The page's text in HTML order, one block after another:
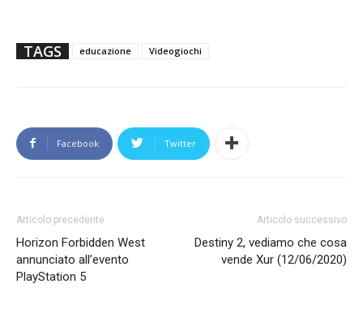
TAGS educazione Videogiochi
Facebook Twitter
Articolo precedente
Horizon Forbidden West
annunciato all’evento
PlayStation 5
Articolo successivo
Destiny 2, vediamo che cosa
vende Xur (12/06/2020)